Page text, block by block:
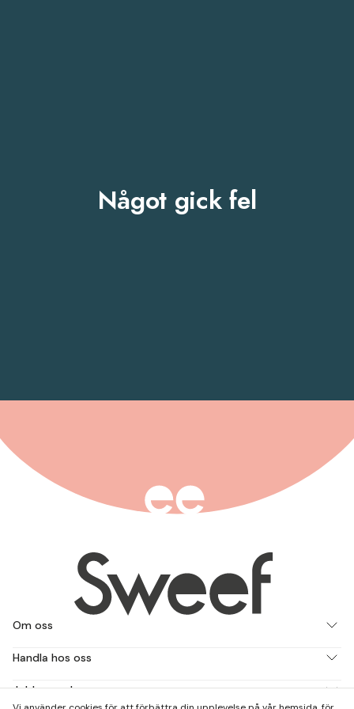
Något gick fel
Om oss
Handla hos oss
Jobba med oss